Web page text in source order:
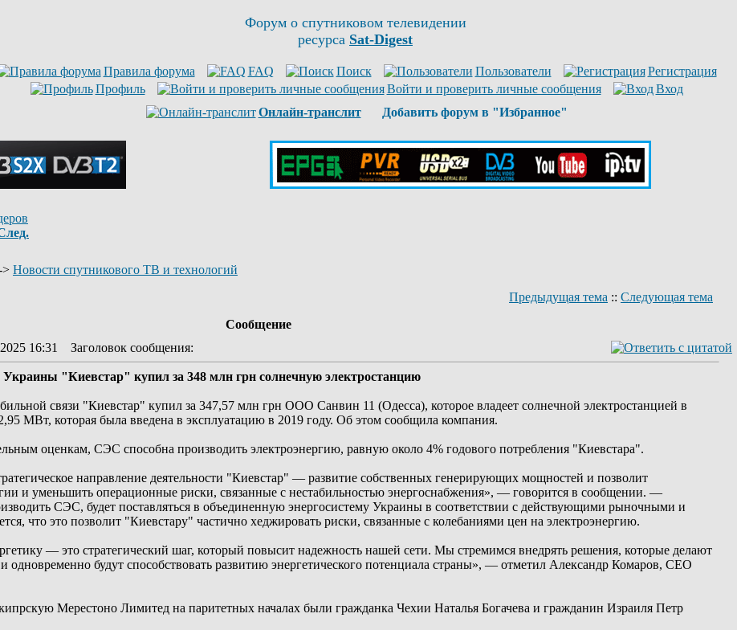
Форум о спутниковом телевидении
ресурса Sat-Digest
Правила форума FAQ Поиск Пользователи
Регистрация
Профиль
Войти и проверить личные сообщения
Вход
Онлайн-транслит
Добавить форум в "Избранное"
> Новости спутникового ТВ и технологий
Предыдущая тема :: Следующая тема
Сообщение
16:31 Заголовок сообщения:
"Киевстар" купил за 348 млн грн солнечную электростанцию
связи "Киевстар" купил за 347,57 млн грн ООО Санвин 11 (Одесса), которое владеет солнечной электростанцией в
МВт, которая была введена в эксплуатацию в 2019 году. Об этом сообщила компания.
оценкам, CЭС способна производить электроэнергию, равную около 4% годового потребления "Киевстара".
направление деятельности "Киевстар" — развитие собственных генерирующих мощностей и позволит
и уменьшить операционные риски, связанные с нестабильностью энергоснабжения», — говорится в сообщении. —
СЭС, будет поставляться в объединенную энергосистему Украины в соответствии с действующими рыночными и
что это позволит "Киевстару" частично хеджировать риски, связанные с колебаниями цен на электроэнергию.
— это стратегический шаг, который повысит надежность нашей сети. Мы стремимся внедрять решения, которые делают
будут способствовать развитию энергетического потенциала страны», — отметил Александр Комаров, СЕО
Мерестоно Лимитед на паритетных началах были гражданка Чехии Наталья Богачева и гражданин Израиля Петр